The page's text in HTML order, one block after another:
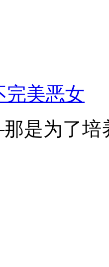
完美恶女
是为了培